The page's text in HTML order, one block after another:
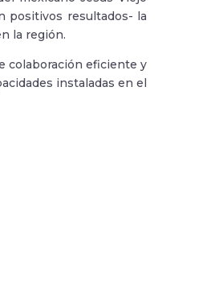
positivos resultados- la
la región.
colaboración eficiente y
instaladas en el